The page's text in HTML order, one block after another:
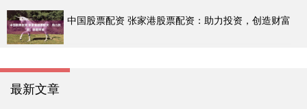
中国股票配资 张家港股票配资：助力投资，创造财富
最新文章